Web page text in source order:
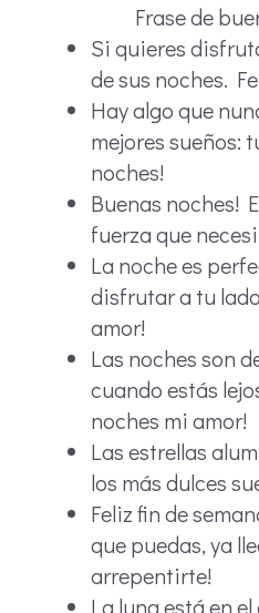
Frase de
Si quieres
de sus noches.
Hay algo que
mejores sueños:
noches!
Buenas noches!
fuerza que
La noche es
disfrutar a tu
amor!
Las noches son
cuando estás
noches mi amor!
Las estrellas
los más dulces
Feliz fin de
que puedas, ya
arrepentirte!
La luna está en